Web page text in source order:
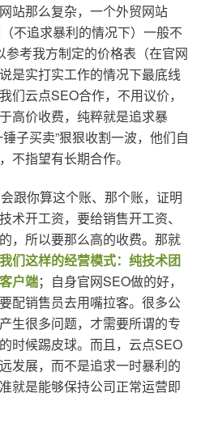
站那么复杂，一个外贸网站
不追求暴利的情况下）一般不
参考我方制定的价格表（在官网
是实打实工作的情况下最底线
们云点SEO合作，不用议价，
高价收费，纯粹就是追求暴
子买卖”狠狠收割一波，他们自
不指望有长期合作。
跟你算这个账、那个账，证明
术开工资，要给销售开工资、
，所以要那么高的收费。那就
们这样的经营模式：纯技术团
户端；自身官网SEO做的好，
配销售员去用嘴拉客。很多公
生很多问题，才需要所谓的专
时候踢皮球。而且，云点SEO
发展，而不是追求一时暴利的
就是能够保持公司正常运营即